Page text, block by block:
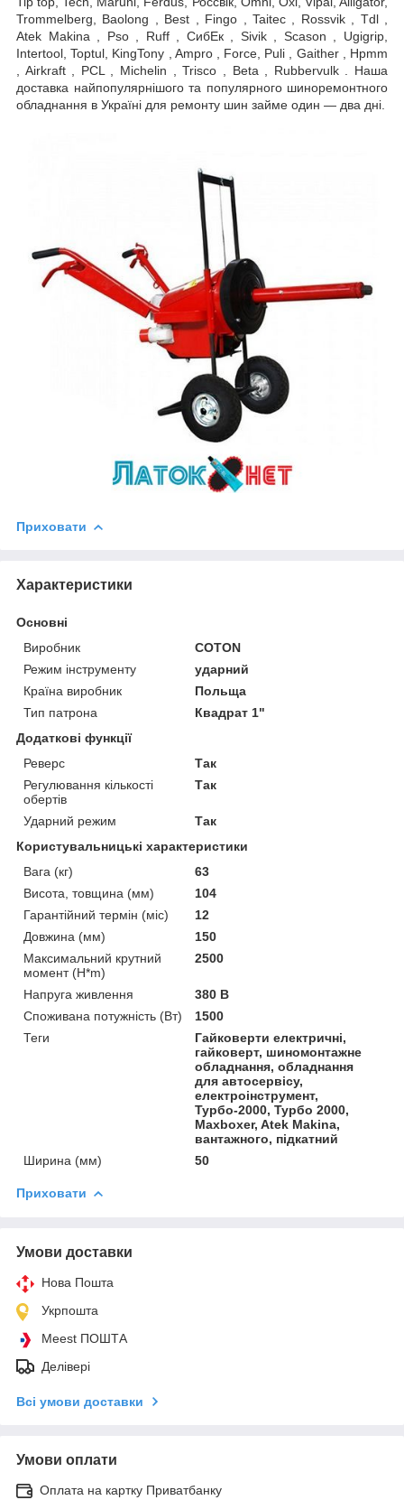
Trommelberg, Baolong , Best , Fingo , Taitec , Rossvik , Tdl ,
Atek Makina , Pso , Ruff , СибЕк , Sivik , Scason , Ugigrip,
Intertool, Toptul, KingTony , Ampro , Force, Puli , Gaither , Hpmm
, Airkraft , PCL , Michelin , Trisco , Beta , Rubbervulk . Наша
доставка найпопулярнішого та популярного шиноремонтного
обладнання в Україні для ремонту шин займе один — два дні.
Приховати
Характеристики
Основні
Виробник
COTON
Режим інструменту
ударний
Країна виробник
Польща
Тип патрона
Квадрат 1"
Додаткові функції
Реверс
Так
Регулювання кількості
обертів
Так
Ударний режим
Так
Користувальницькі характеристики
Вага (кг)
63
Висота, товщина (мм)
104
Гарантійний термін (міс)
12
Довжина (мм)
150
Максимальний крутний
момент (H*m)
2500
Напруга живлення
380 В
Споживана потужність (Вт)
1500
Теги
Гайковерти електричні,
гайковерт, шиномонтажне
обладнання, обладнання
для автосервісу,
електроінструмент,
Турбо-2000, Турбо 2000,
Maxboxer, Atek Makina,
вантажного, підкатний
Ширина (мм)
50
Приховати
Умови доставки
Нова Пошта
Укрпошта
Meest ПОШТА
Делівері
Всі умови доставки
Умови оплати
Оплата на картку Приватбанку